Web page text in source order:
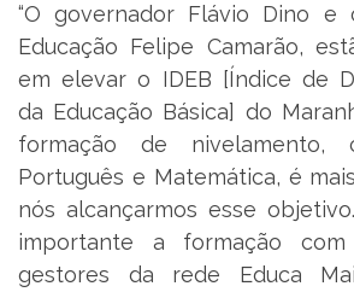
“O governador Flávio Dino e
Educação Felipe Camarão,
em elevar o IDEB [Índice de
da Educação Básica] do
formação de
Português e Matemática, é
nós alcançarmos esse
importante a formação
gestores da rede Educa